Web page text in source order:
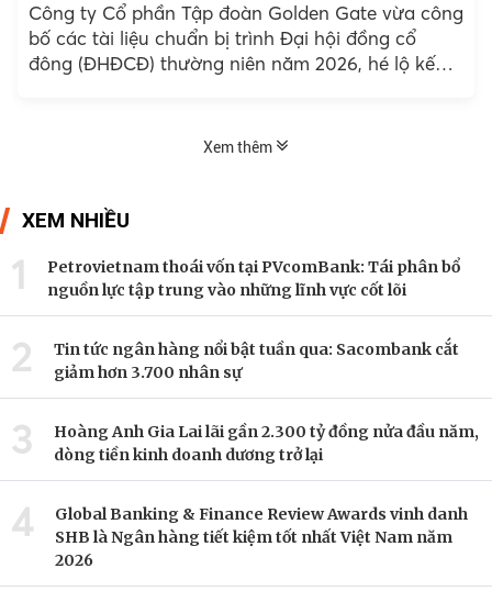
Công ty Cổ phần Tập đoàn Golden Gate vừa công
bố các tài liệu chuẩn bị trình Đại hội đồng cổ
đông (ĐHĐCĐ) thường niên năm 2026, hé lộ kế
Xem thêm
XEM NHIỀU
1
Petrovietnam thoái vốn tại PVcomBank: Tái phân bổ
nguồn lực tập trung vào những lĩnh vực cốt lõi
2
Tin tức ngân hàng nổi bật tuần qua: Sacombank cắt
giảm hơn 3.700 nhân sự
3
Hoàng Anh Gia Lai lãi gần 2.300 tỷ đồng nửa đầu năm,
dòng tiền kinh doanh dương trở lại
4
Global Banking & Finance Review Awards vinh danh
SHB là Ngân hàng tiết kiệm tốt nhất Việt Nam năm
2026